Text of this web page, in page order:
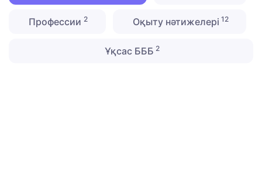
Профессии2 Оқыту нәтижелері 12
Ұқсас БББ 2